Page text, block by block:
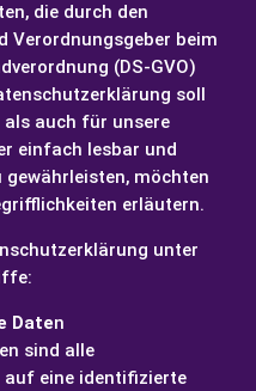
die durch den
Verordnungsgeber beim
(DS-GVO)
soll
auch für unsere
einfach lesbar und
möchten
erläutern.
unter
Daten
sind alle
eine identifizierte